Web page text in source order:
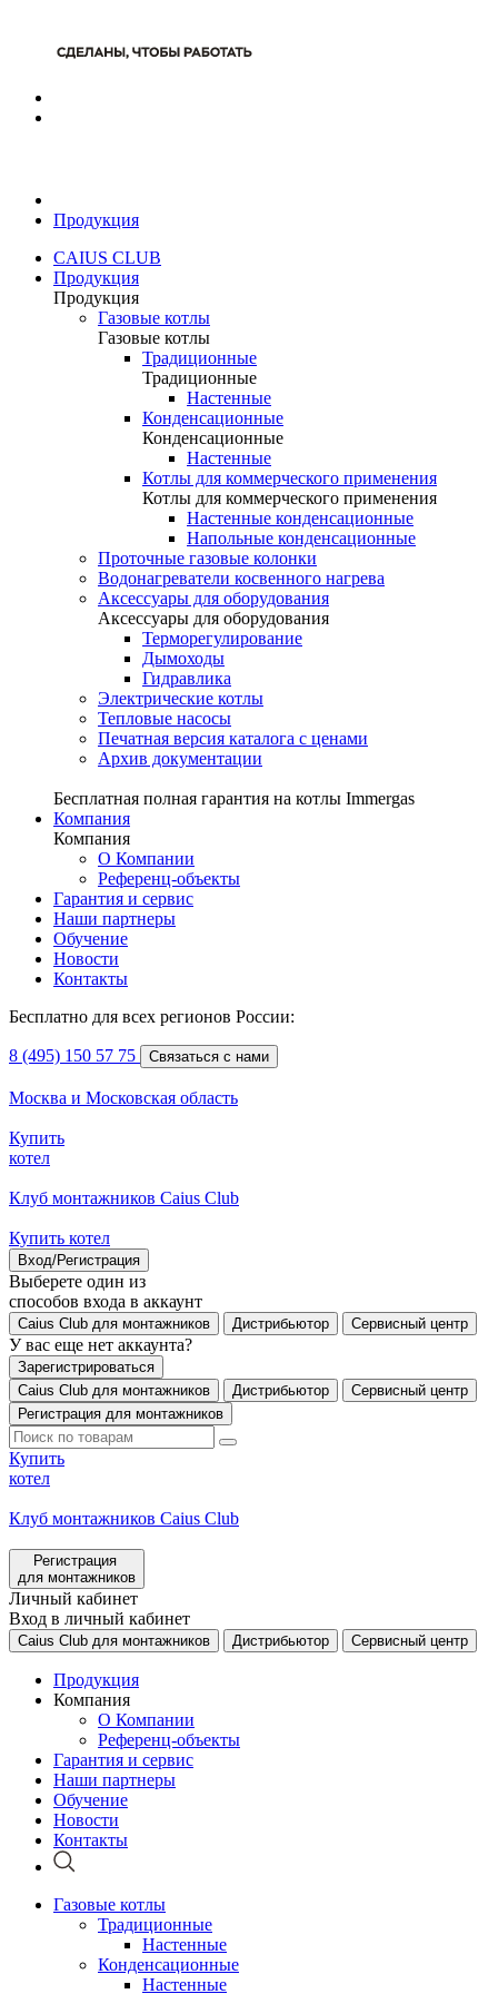
Продукция
CAIUS CLUB
Продукция
Продукция
Газовые котлы
Газовые котлы
Традиционные
Традиционные
Настенные
Конденсационные
Конденсационные
Настенные
Котлы для коммерческого применения
Котлы для коммерческого применения
Настенные конденсационные
Напольные конденсационные
Проточные газовые колонки
Водонагреватели косвенного нагрева
Аксессуары для оборудования
Аксессуары для оборудования
Терморегулирование
Дымоходы
Гидравлика
Электрические котлы
Тепловые насосы
Печатная версия каталога с ценами
Архив документации
Бесплатная полная гарантия на котлы Immergas
Компания
Компания
О Компании
Референц-объекты
Гарантия и сервис
Наши партнеры
Обучение
Новости
Контакты
Бесплатно для всех регионов России:
8 (495) 150 57 75 Связаться с нами
Москва и Московская область
Купить
котел
Клуб монтажников Caius Club
Купить котел
Вход/Регистрация
Выберете один из
способов входа в аккаунт
Caius Club для монтажников Дистрибьютор Сервисный центр
У вас еще нет аккаунта?
Зарегистрироваться
Caius Club для монтажников
Дистрибьютор
Сервисный центр
Регистрация для монтажников
Купить
котел
Клуб монтажников Caius Club
Регистрация
для монтажников
Личный кабинет
Вход в личный кабинет
Caius Club для монтажников Дистрибьютор Сервисный центр
Продукция
Компания
О Компании
Референц-объекты
Гарантия и сервис
Наши партнеры
Обучение
Новости
Контакты
Газовые котлы
Традиционные
Настенные
Конденсационные
Настенные